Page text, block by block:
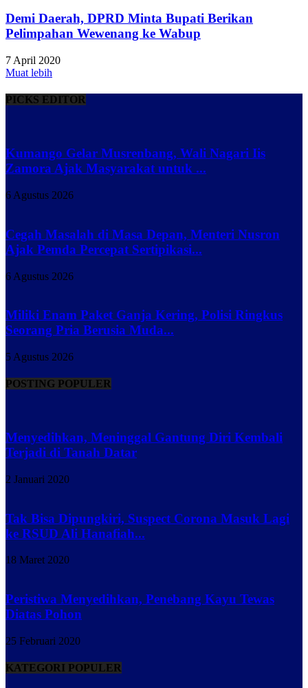
Demi Daerah, DPRD Minta Bupati Berikan
Pelimpahan Wewenang ke Wabup
7 April 2020
Muat lebih
PICKS EDITOR
Kumango Gelar Musrenbang, Wali Nagari Iis
Zamora Ajak Masyarakat untuk ...
6 Agustus 2026
Cegah Masalah di Masa Depan, Menteri Nusron
Ajak Pemda Percepat Sertipikasi...
6 Agustus 2026
Miliki Enam Paket Ganja Kering, Polisi Ringkus
Seorang Pria Berusia Muda...
5 Agustus 2026
POSTING POPULER
Menyedihkan, Meninggal Gantung Diri Kembali
Terjadi di Tanah Datar
2 Januari 2020
Tak Bisa Dipungkiri, Suspect Corona Masuk Lagi
ke RSUD Ali Hanafiah...
18 Maret 2020
Peristiwa Menyedihkan, Penebang Kayu Tewas
Diatas Pohon
25 Februari 2020
KATEGORI POPULER